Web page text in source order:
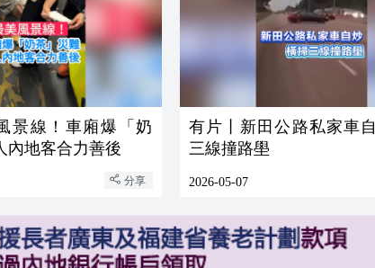
景線！車廂爆「奶
內地客合力善後
分享
有片丨新田公路私家車
三線撞路壆
2026-05-07